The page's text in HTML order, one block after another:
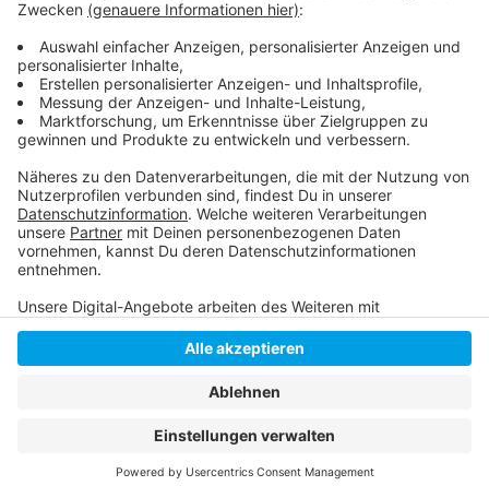
Stadtklima wichtige Bäume nicht fällen. Heute Mittag
wird es auf dem Adenauer-Platz unter anderem
Aktionen und Vorträge geben.
Anzeige
Anzeige